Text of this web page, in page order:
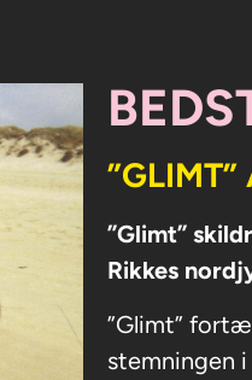
”Glimt”
Rikkes
”Glimt”
stemningen